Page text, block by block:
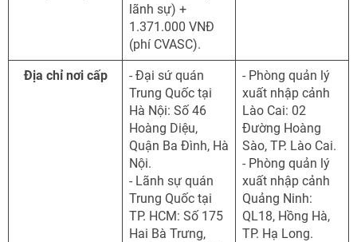
lãnh sự) +
1.371.000 VNĐ
(phí CVASC).
Địa chỉ nơi cấp
- Đại sứ quán
Trung Quốc tại
Hà Nội: Số 46
Hoàng Diệu,
Quận Ba Đình, Hà
Nội.
- Lãnh sự quán
Trung Quốc tại
TP. HCM: Số 175
Hai Bà Trưng,
- Phòng quản lý
xuất nhập cảnh
Lào Cai: 02
Đường Hoàng
Sào, TP. Lào Cai.
- Phòng quản lý
xuất nhập cảnh
Quảng Ninh:
QL18, Hồng Hà,
TP. Hạ Long.